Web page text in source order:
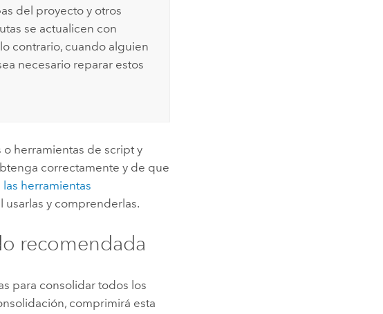
del proyecto y otros
se actualicen con
contrario, cuando alguien
necesario reparar estos
herramientas de script y
correctamente y de que
herramientas
usarlas y comprenderlas.
recomendada
para consolidar todos los
comprimirá esta